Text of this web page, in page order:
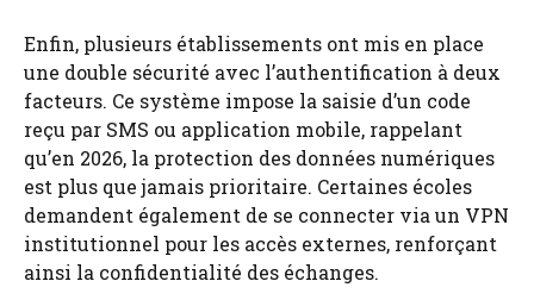
Enfin, plusieurs établissements ont mis en place
une double sécurité avec l’authentification à deux
facteurs. Ce système impose la saisie d’un code
reçu par SMS ou application mobile, rappelant
qu’en 2026, la protection des données numériques
est plus que jamais prioritaire. Certaines écoles
demandent également de se connecter via un VPN
institutionnel pour les accès externes, renforçant
ainsi la confidentialité des échanges.